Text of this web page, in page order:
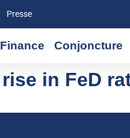
Presse
Finance Conjoncture
rise in FeD